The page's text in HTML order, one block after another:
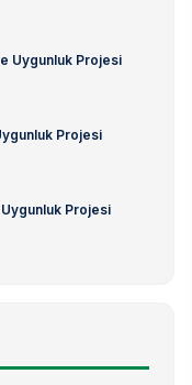
Uygunluk Projesi
Projesi
Projesi